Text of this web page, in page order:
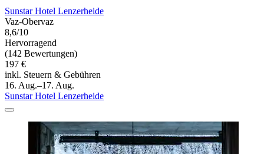
Sunstar Hotel Lenzerheide
Vaz-Obervaz
8,6/10
Hervorragend
(142 Bewertungen)
197 €
inkl. Steuern & Gebühren
16. Aug.–17. Aug.
Sunstar Hotel Lenzerheide